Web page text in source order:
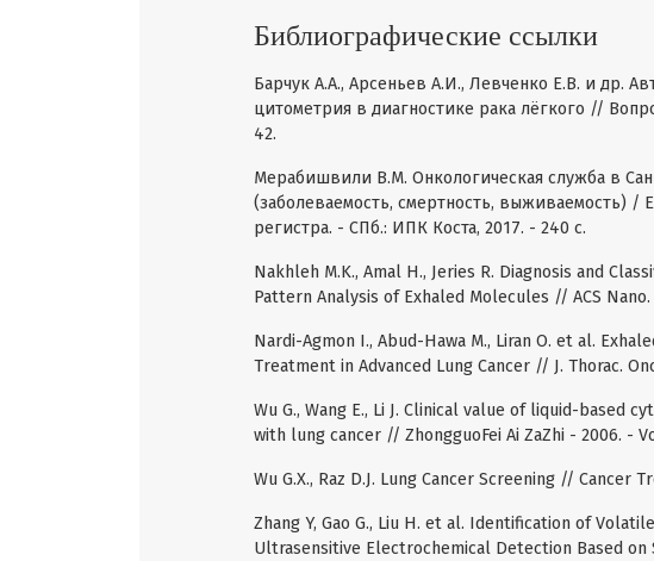
Библиографические ссылки
Барчук А.А., Арсеньев А.И., Левченко Е.В. и др.
цитометрия в диагностике рака лёгкого //
42.
Мерабишвили В.М. Онкологическая служба в
(заболеваемость, смертность, выживаемость) /
регистра. - СПб.: ИПК Коста, 2017. - 240 с.
Nakhleh M.K., Amal H., Jeries R. Diagnosis and
Pattern Analysis of Exhaled Molecules // ACS Nano.
Nardi-Agmon I., Abud-Hawa M., Liran O. et al.
Treatment in Advanced Lung Cancer // J. Thorac.
Wu G., Wang E., Li J. Clinical value of liquid-based
with lung cancer // ZhongguoFei Ai ZaZhi - 2006. -
Wu G.X., Raz D.J. Lung Cancer Screening // Cancer
Zhang Y, Gao G., Liu H. et al. Identification of
Ultrasensitive Electrochemical Detection Based on